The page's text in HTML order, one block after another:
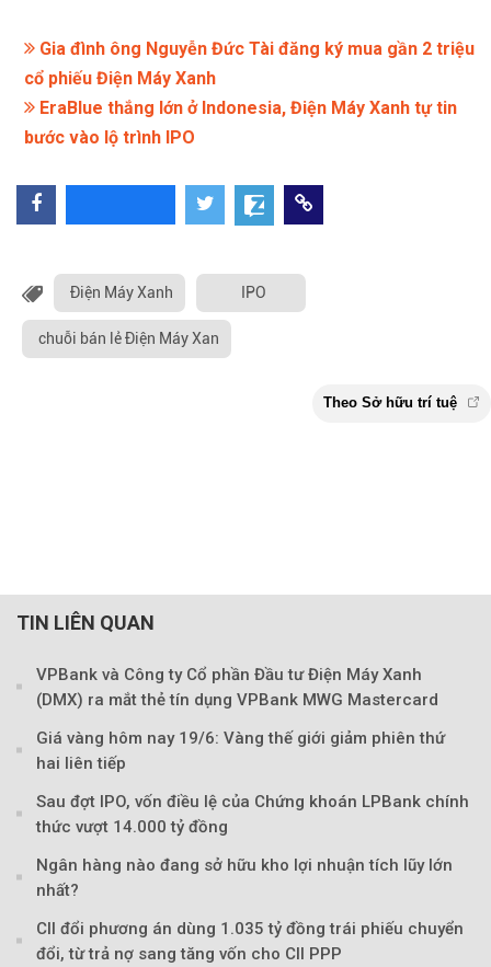
Gia đình ông Nguyễn Đức Tài đăng ký mua gần 2 triệu
cổ phiếu Điện Máy Xanh
EraBlue thắng lớn ở Indonesia, Điện Máy Xanh tự tin
bước vào lộ trình IPO
Điện Máy Xanh IPO
chuỗi bán lẻ Điện Máy Xan
TIN LIÊN QUAN
VPBank và Công ty Cổ phần Đầu tư Điện Máy Xanh
(DMX) ra mắt thẻ tín dụng VPBank MWG Mastercard
Giá vàng hôm nay 19/6: Vàng thế giới giảm phiên thứ
hai liên tiếp
Sau đợt IPO, vốn điều lệ của Chứng khoán LPBank chính
thức vượt 14.000 tỷ đồng
Ngân hàng nào đang sở hữu kho lợi nhuận tích lũy lớn
nhất?
CII đổi phương án dùng 1.035 tỷ đồng trái phiếu chuyển
đổi, từ trả nợ sang tăng vốn cho CII PPP